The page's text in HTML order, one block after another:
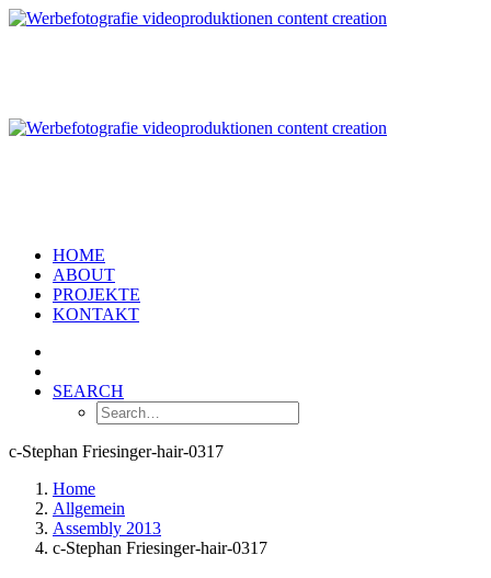
HOME
ABOUT
PROJEKTE
KONTAKT
SEARCH
c-Stephan Friesinger-hair-0317
Home
Allgemein
Assembly 2013
c-Stephan Friesinger-hair-0317